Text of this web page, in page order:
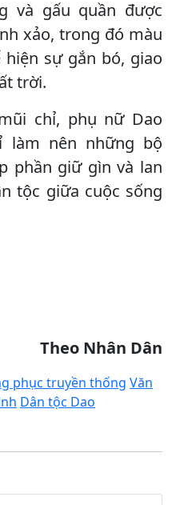
và gấu quần được
xảo, trong đó màu
sự gắn bó, giao
trời.
chỉ, phụ nữ Dao
làm nên những bộ
phần giữ gìn và lan
tộc giữa cuộc sống
Theo Nhân Dân
phục truyền thống Văn
Dân tộc Dao